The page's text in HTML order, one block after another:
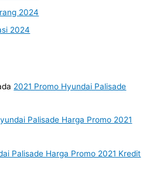
2024
2024
2021 Promo Hyundai Palisade
Palisade Harga Promo 2021
Palisade Harga Promo 2021 Kredit